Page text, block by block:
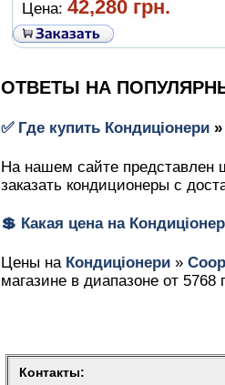
Цена: 42,280 грн.
ОТВЕТЫ НА
✅ Где купить Кондиціонери
На нашем сайте представлен
заказать кондиционеры с
💲 Какая цена на
Цены на Кондиціонери »
магазине в диапазоне от 5768
Контакты: